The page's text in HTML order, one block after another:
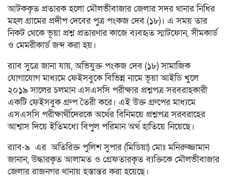
আটককৃত প্রতারক হলো মৌলভীবাজার জেলার সদর থানার নিধির
মহল গ্রামের প্রদীপ দেবের পুত্র পংকজ দেব (১৮)। এ সময় তার
নিকট থেকে ভূয়া প্রশ্ন প্রতারণার কাজে ব্যবহৃত স্মাটফোন, সীমকার্ড
ও মেমরীকার্ড জব্দ করা হয়।
র‍্যাব সুত্রে জানা যায়, অভিযুক্ত পংকজ দেব (১৮) সামাজিক
যোগাযোগ মাধ্যমে ফেইসবুকে বিভিন্ন নামে ভূয়া আইডি খুলে
২০১৯ সালের চলমান এসএসসি পরীক্ষার প্রশ্নপত্র সরবরাহকারী
একটি ফেইসবুক গ্রুপ তৈরী করে। এই উক্ত গ্রুপের মাধ্যমে
এসএসসি পরীক্ষার্থীদেরকে অর্থের বিনিময়ে প্রশ্নপত্র সরবরাহের
আশ্বাস দিয়ে ইতিমধ্যে বিপুল পরিমান অর্থ হাতিয়ে নিয়েছে।
র‍্যাব-৯ এর অতিরিক্ত পুলিশ সুপার (মিডিয়া) মোঃ মনিরুজ্জামান
জানান, উদ্ধারকৃত আলামত ও গ্রেফতারকৃত ব্যক্তিকে মৌলভীবাজার
জেলার রাজনগর থানায় হস্তান্তর করা হয়েছে।